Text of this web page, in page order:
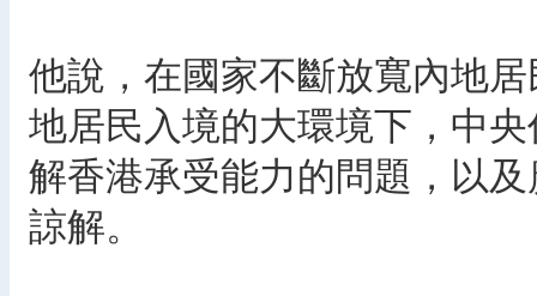
他說，在國家不斷放寬內地
地居民入境的大環境下，中
解香港承受能力的問題，以
諒解。